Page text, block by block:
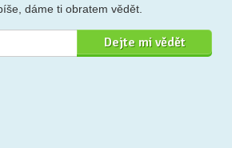
dáme ti obratem vědět.